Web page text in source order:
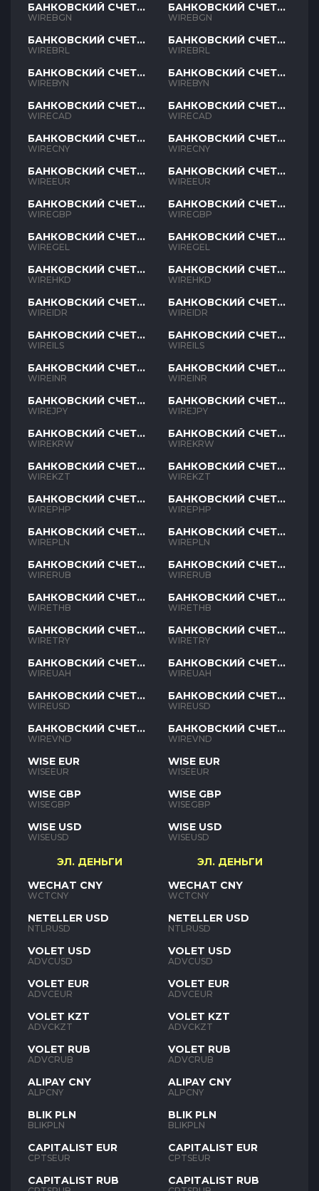
БАНКОВСКИЙ СЧЕТ
BGN
WIREBGN
БАНКОВСКИЙ СЧЕТ
BRL
WIREBRL
БАНКОВСКИЙ СЧЕТ
BYN
WIREBYN
БАНКОВСКИЙ СЧЕТ
CAD
WIRECAD
БАНКОВСКИЙ СЧЕТ
CNY
WIRECNY
БАНКОВСКИЙ СЧЕТ
EUR
WIREEUR
БАНКОВСКИЙ СЧЕТ
GBP
WIREGBP
БАНКОВСКИЙ СЧЕТ
GEL
WIREGEL
БАНКОВСКИЙ СЧЕТ
HKD
WIREHKD
БАНКОВСКИЙ СЧЕТ
IDR
WIREIDR
БАНКОВСКИЙ СЧЕТ
ILS
WIREILS
БАНКОВСКИЙ СЧЕТ
INR
WIREINR
БАНКОВСКИЙ СЧЕТ
JPY
WIREJPY
БАНКОВСКИЙ СЧЕТ
KRW
WIREKRW
БАНКОВСКИЙ СЧЕТ
KZT
WIREKZT
БАНКОВСКИЙ СЧЕТ
PHP
WIREPHP
БАНКОВСКИЙ СЧЕТ
PLN
WIREPLN
БАНКОВСКИЙ СЧЕТ
RUB
WIRERUB
БАНКОВСКИЙ СЧЕТ
THB
WIRETHB
БАНКОВСКИЙ СЧЕТ
TRY
WIRETRY
БАНКОВСКИЙ СЧЕТ
UAH
WIREUAH
БАНКОВСКИЙ СЧЕТ
USD
WIREUSD
БАНКОВСКИЙ СЧЕТ
VND
WIREVND
WISE EUR
WISEEUR
WISE GBP
WISEGBP
WISE USD
WISEUSD
ЭЛ. ДЕНЬГИ
WECHAT CNY
WCTCNY
NETELLER USD
NTLRUSD
VOLET USD
ADVCUSD
VOLET EUR
ADVCEUR
VOLET KZT
ADVCKZT
VOLET RUB
ADVCRUB
ALIPAY CNY
ALPCNY
BLIK PLN
BLIKPLN
CAPITALIST EUR
CPTSEUR
CAPITALIST RUB
БАНКОВСКИЙ СЧЕТ
BGN
WIREBGN
БАНКОВСКИЙ СЧЕТ
BRL
WIREBRL
БАНКОВСКИЙ СЧЕТ
BYN
WIREBYN
БАНКОВСКИЙ СЧЕТ
CAD
WIRECAD
БАНКОВСКИЙ СЧЕТ
CNY
WIRECNY
БАНКОВСКИЙ СЧЕТ
EUR
WIREEUR
БАНКОВСКИЙ СЧЕТ
GBP
WIREGBP
БАНКОВСКИЙ СЧЕТ
GEL
WIREGEL
БАНКОВСКИЙ СЧЕТ
HKD
WIREHKD
БАНКОВСКИЙ СЧЕТ
IDR
WIREIDR
БАНКОВСКИЙ СЧЕТ
ILS
WIREILS
БАНКОВСКИЙ СЧЕТ
INR
WIREINR
БАНКОВСКИЙ СЧЕТ
JPY
WIREJPY
БАНКОВСКИЙ СЧЕТ
KRW
WIREKRW
БАНКОВСКИЙ СЧЕТ
KZT
WIREKZT
БАНКОВСКИЙ СЧЕТ
PHP
WIREPHP
БАНКОВСКИЙ СЧЕТ
PLN
WIREPLN
БАНКОВСКИЙ СЧЕТ
RUB
WIRERUB
БАНКОВСКИЙ СЧЕТ
THB
WIRETHB
БАНКОВСКИЙ СЧЕТ
TRY
WIRETRY
БАНКОВСКИЙ СЧЕТ
UAH
WIREUAH
БАНКОВСКИЙ СЧЕТ
USD
WIREUSD
БАНКОВСКИЙ СЧЕТ
VND
WIREVND
WISE EUR
WISEEUR
WISE GBP
WISEGBP
WISE USD
WISEUSD
ЭЛ. ДЕНЬГИ
WECHAT CNY
WCTCNY
NETELLER USD
NTLRUSD
VOLET USD
ADVCUSD
VOLET EUR
ADVCEUR
VOLET KZT
ADVCKZT
VOLET RUB
ADVCRUB
ALIPAY CNY
ALPCNY
BLIK PLN
BLIKPLN
CAPITALIST EUR
CPTSEUR
CAPITALIST RUB